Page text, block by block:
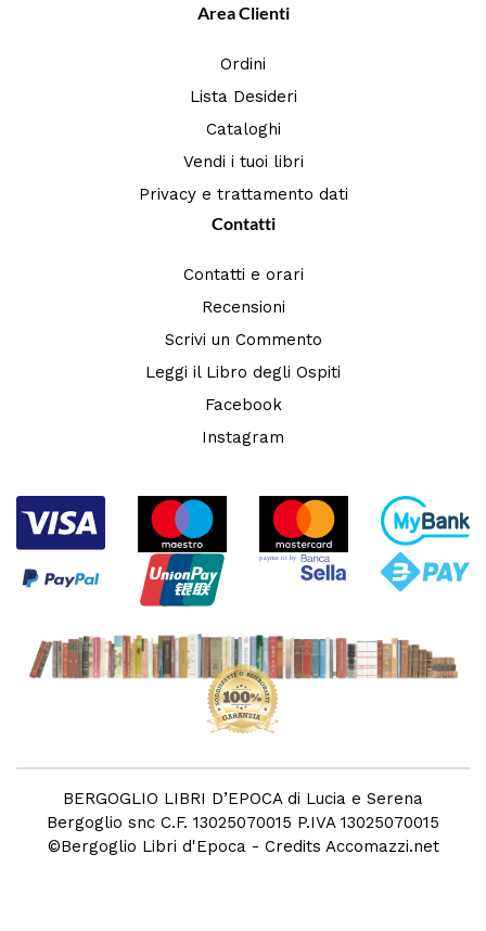
Area Clienti
Ordini
Lista Desideri
Cataloghi
Vendi i tuoi libri
Privacy e trattamento dati
Contatti
Contatti e orari
Recensioni
Scrivi un Commento
Leggi il Libro degli Ospiti
Facebook
Instagram
BERGOGLIO LIBRI D’EPOCA di Lucia e Serena
Bergoglio snc C.F. 13025070015 P.IVA 13025070015
©Bergoglio Libri d'Epoca - Credits Accomazzi.net